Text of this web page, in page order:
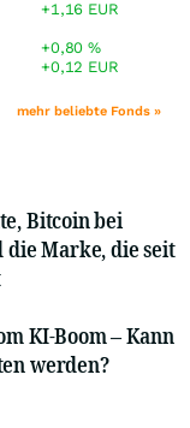
+1,16 EUR
+0,80%
+0,12 EUR
mehr beliebte Fonds »
Bitcoin bei
die Marke, die seit
KI-Boom – Kann
werden?